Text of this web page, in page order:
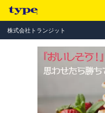
株式会社トランジット